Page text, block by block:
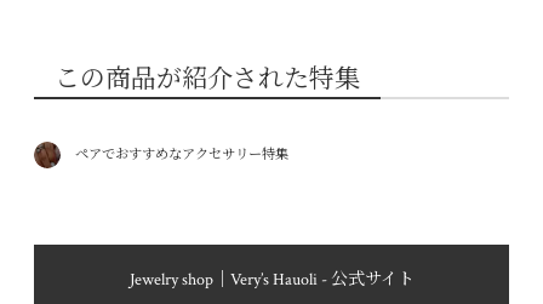
この商品が紹介された特集
ペアでおすすめなアクセサリー特集
Jewelry shop｜Very’s Hauoli - 公式サイト